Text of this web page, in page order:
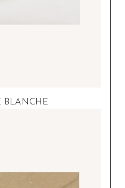
BLANCHE